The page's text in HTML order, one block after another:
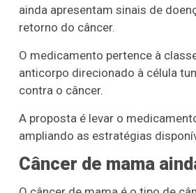
ainda apresentam sinais de
retorno do câncer.
O medicamento pertence à
anticorpo direcionado à célula
contra o câncer.
A proposta é levar o
ampliando as estratégias
Câncer de mama